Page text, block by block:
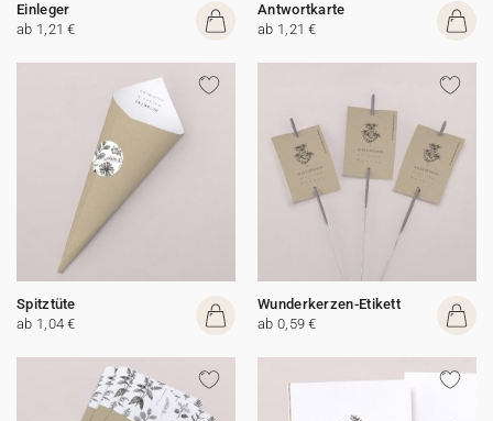
Einleger
ab 1,21 €
Antwortkarte
ab 1,21 €
Spitztüte
ab 1,04 €
Wunderkerzen-Etikett
ab 0,59 €